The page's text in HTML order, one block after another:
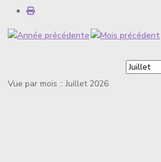
Vue par mois :: Juillet 2026